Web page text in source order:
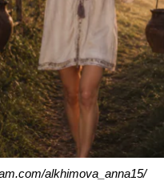
alkhimova_anna15/